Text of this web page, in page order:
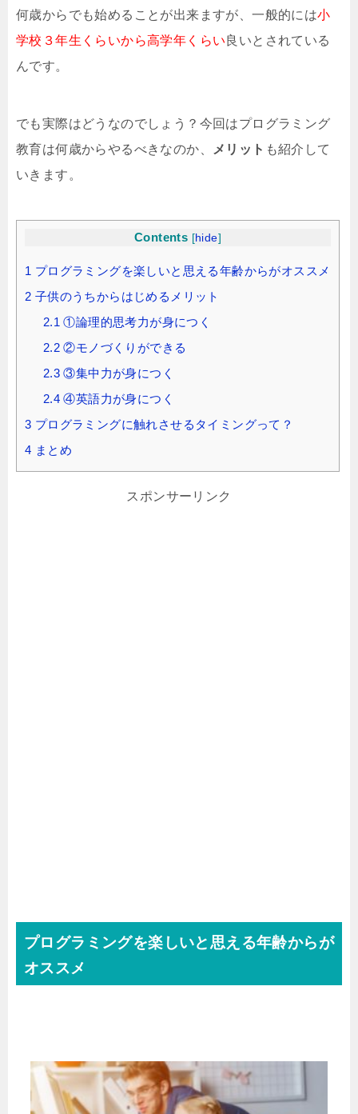
何歳からでも始めることが出来ますが、一般的には小
学校３年生くらいから高学年くらい良いとされている
んです。
でも実際はどうなのでしょう？今回はプログラミング
教育は何歳からやるべきなのか、
メリット も紹介して
いきます。
Contents [hide]
1 プログラミングを楽しいと思える年齢からがオススメ
2 子供のうちからはじめるメリット
2.1 ①論理的思考力が身につく
2.2 ②モノづくりができる
2.3 ③集中力が身につく
2.4 ④英語力が身につく
3 プログラミングに触れさせるタイミングって？
4 まとめ
スポンサーリンク
プログラミングを楽しいと思える年齢からが
オススメ